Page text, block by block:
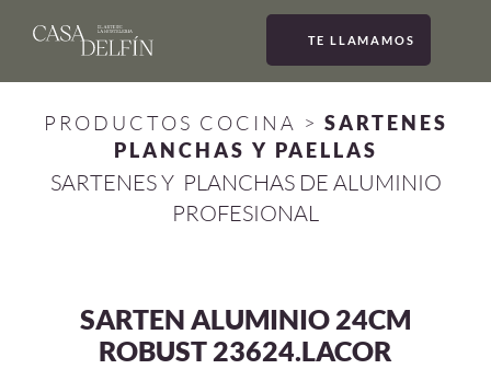
TE LLAMAMOS
PRODUCTOS COCINA > SARTENES
PLANCHAS Y PAELLAS
SARTENES Y PLANCHAS DE ALUMINIO
PROFESIONAL
SARTEN ALUMINIO 24CM
ROBUST 23624.LACOR